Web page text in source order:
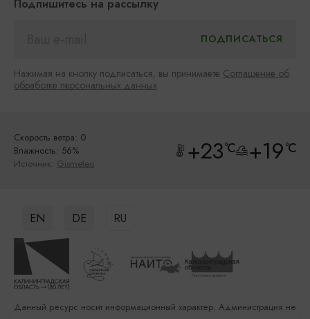
Подпишитесь на рассылку
Нажимая на кнопку подписаться, вы принимаете Соглашение об
обработке персональных данных
Скорость ветра: 0
Влажность: 56%
Источник: Gismeteo +23°C +19°C
EN DE RU
Данный ресурс носит информационный характер. Администрация не